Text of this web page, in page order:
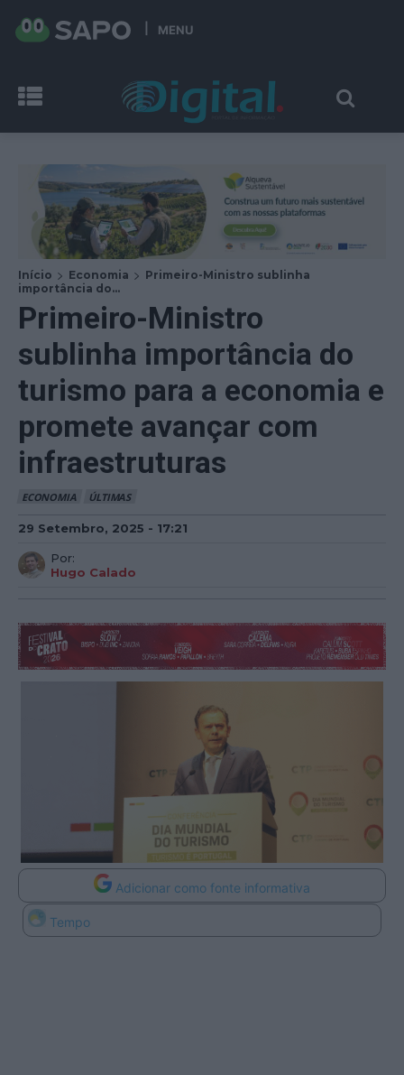
MENU
Início Economia
Primeiro-Ministro sublinha
importância do...
Primeiro-Ministro
sublinha importância do
turismo para a economia e
promete avançar com
infraestruturas
ECONOMIA ÚLTIMAS
29 Setembro, 2025 - 17:21
Por:
Hugo Calado
Adicionar como fonte informativa
Tempo